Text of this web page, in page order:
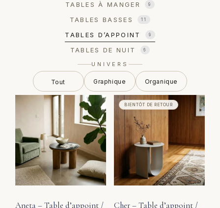
TABLES À MANGER 9
TABLES BASSES 11
TABLES D’APPOINT 9
TABLES DE NUIT 6
UNIVERS
Graphique Organique
Aneta – Table d’appoint /
Cher – Table d’appoint /